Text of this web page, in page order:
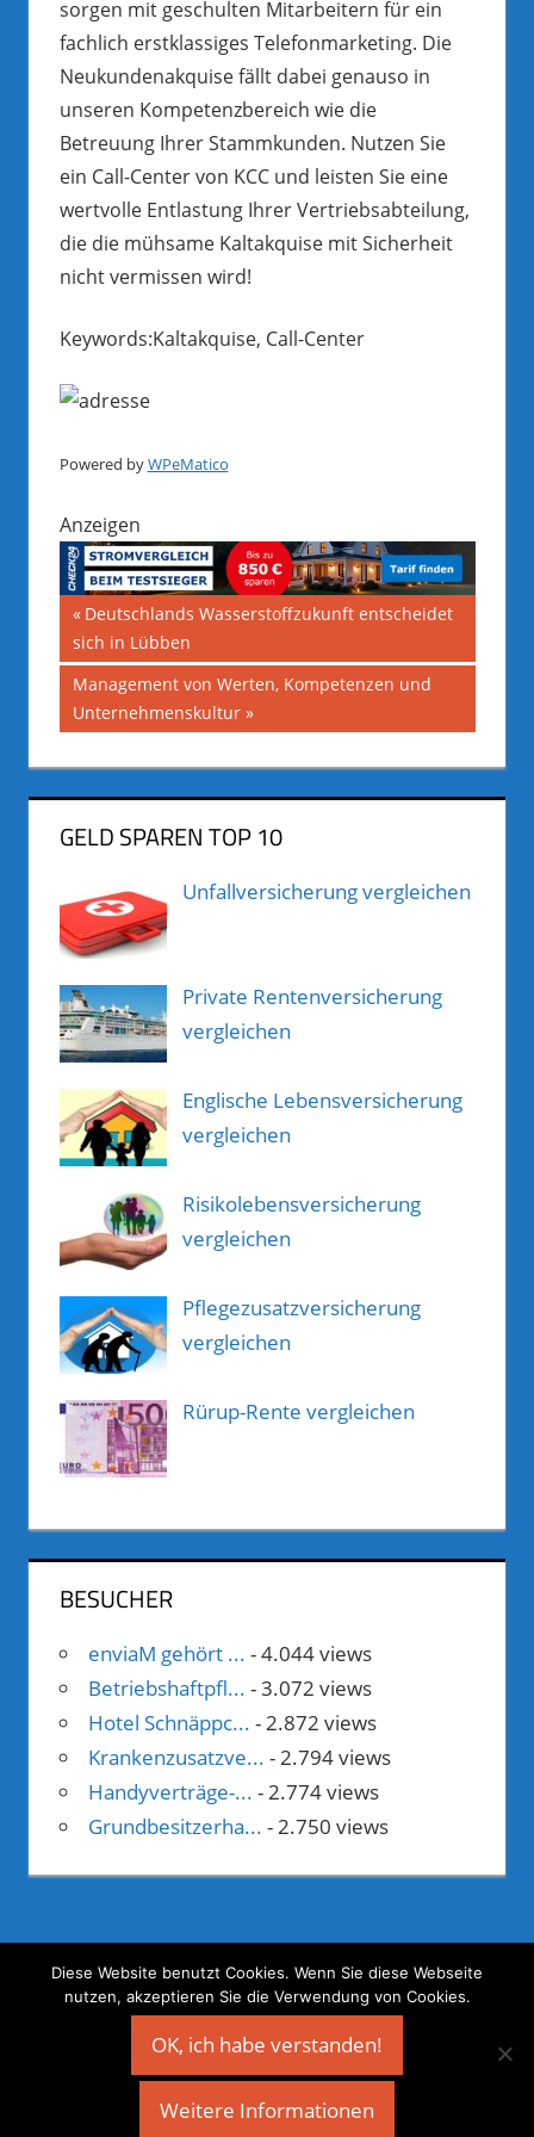
sorgen mit geschulten Mitarbeitern für ein
fachlich erstklassiges Telefonmarketing. Die
Neukundenakquise fällt dabei genauso in
unseren Kompetenzbereich wie die
Betreuung Ihrer Stammkunden. Nutzen Sie
ein Call-Center von KCC und leisten Sie eine
wertvolle Entlastung Ihrer Vertriebsabteilung,
die die mühsame Kaltakquise mit Sicherheit
nicht vermissen wird!
Keywords:Kaltakquise, Call-Center
Powered byWPeMatico
Anzeigen
Beitragsnavigation
Vorheriger
Beitrag:
Deutschlands Wasserstoffzukunft entscheidet
sich in Lübben
Nächster
Beitrag:
Management von Werten, Kompetenzen und
Unternehmenskultur
GELD SPAREN TOP 10
Unfallversicherung vergleichen
Private Rentenversicherung
vergleichen
Englische Lebensversicherung
vergleichen
Risikolebensversicherung
vergleichen
Pflegezusatzversicherung
vergleichen
Rürup-Rente vergleichen
BESUCHER
enviaM gehört ... - 4.044 views
Betriebshaftpfl... - 3.072 views
Hotel Schnäppc... - 2.872 views
Krankenzusatzve... - 2.794 views
Handyverträge-... - 2.774 views
Grundbesitzerha... - 2.750 views
Diese Website benutzt Cookies. Wenn Sie diese Webseite
nutzen, akzeptieren Sie die Verwendung von Cookies.
OK, ich habe verstanden!
Weitere Informationen